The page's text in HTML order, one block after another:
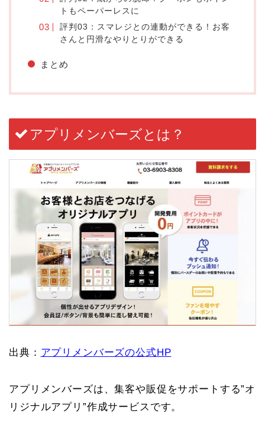
トもペーパーレスに
評判03：スマレジとの連動ができる！お客
さんと円滑なやりとりができる
まとめ
アプリメンバーズとは？
出典： アプリメンバーズの公式HP
アプリメンバーズは、集客や販促をサポートする”オ
リジナルアプリ”作成サービスです。